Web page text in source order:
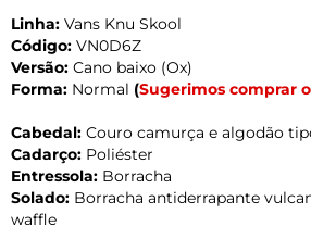
Linha: Vans Knu Skool
Código: VN0D6Z
Versão: Cano baixo (Ox)
Forma: Normal (Sugerimos comprar
Cabedal: Couro camurça e algodão
Cadarço: Poliéster
Entressola: Borracha
Solado: Borracha antiderrapante
waffle